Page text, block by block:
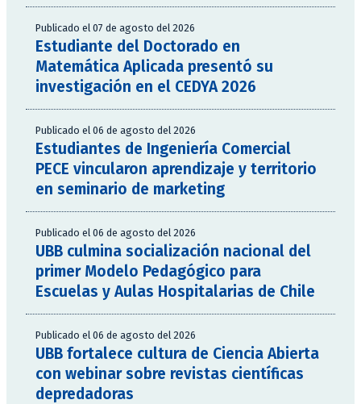
Publicado el 07 de agosto del 2026
Estudiante del Doctorado en
Matemática Aplicada presentó su
investigación en el CEDYA 2026
Publicado el 06 de agosto del 2026
Estudiantes de Ingeniería Comercial
PECE vincularon aprendizaje y territorio
en seminario de marketing
Publicado el 06 de agosto del 2026
UBB culmina socialización nacional del
primer Modelo Pedagógico para
Escuelas y Aulas Hospitalarias de Chile
Publicado el 06 de agosto del 2026
UBB fortalece cultura de Ciencia Abierta
con webinar sobre revistas científicas
depredadoras